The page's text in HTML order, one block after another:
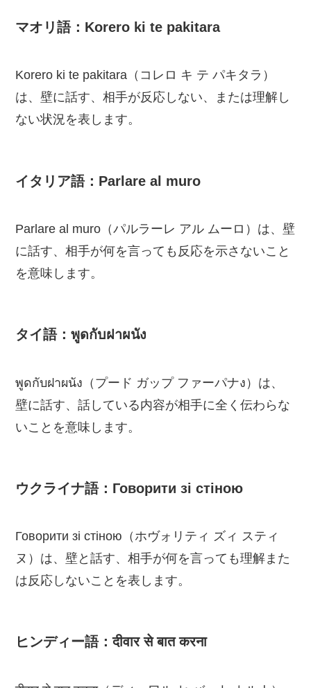
マオリ語：Korero ki te pakitara
Korero ki te pakitara（コレロ キ テ パキタラ）
は、壁に話す、相手が反応しない、または理解し
ない状況を表します。
イタリア語：Parlare al muro
Parlare al muro（パルラーレ アル ムーロ）は、壁
に話す、相手が何を言っても反応を示さないこと
を意味します。
タイ語：พูดกับฝาผนัง
พูดกับฝาผนัง（プード ガップ ファーパナง）は、
壁に話す、話している内容が相手に全く伝わらな
いことを意味します。
ウクライナ語：Говорити зі стіною
Говорити зі стіною（ホヴォリティ ズィ スティ
ヌ）は、壁と話す、相手が何を言っても理解また
は反応しないことを表します。
ヒンディー語：दीवार से बात करना